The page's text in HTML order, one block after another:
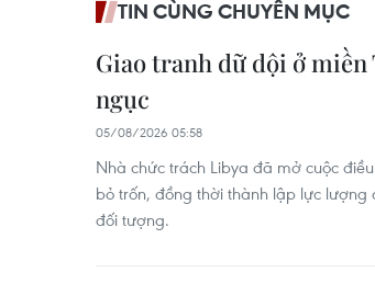
TIN CÙNG CHUYÊN MỤC
Giao tranh dữ dội ở
ngục
05/08/2026 05:58
Nhà chức trách Libya đã mở cuộc
bỏ trốn, đồng thời thành lập lực
đối tượng.